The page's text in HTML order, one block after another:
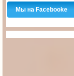
Мы на Facebooke